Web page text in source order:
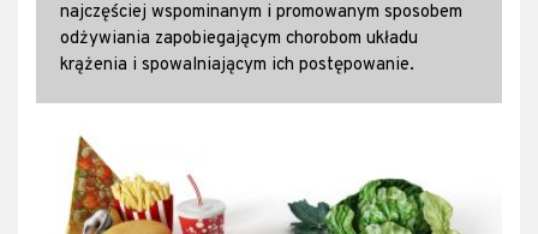
najczęściej wspominanym i promowanym sposobem
odżywiania zapobiegającym chorobom układu
krążenia i spowalniającym ich postępowanie.